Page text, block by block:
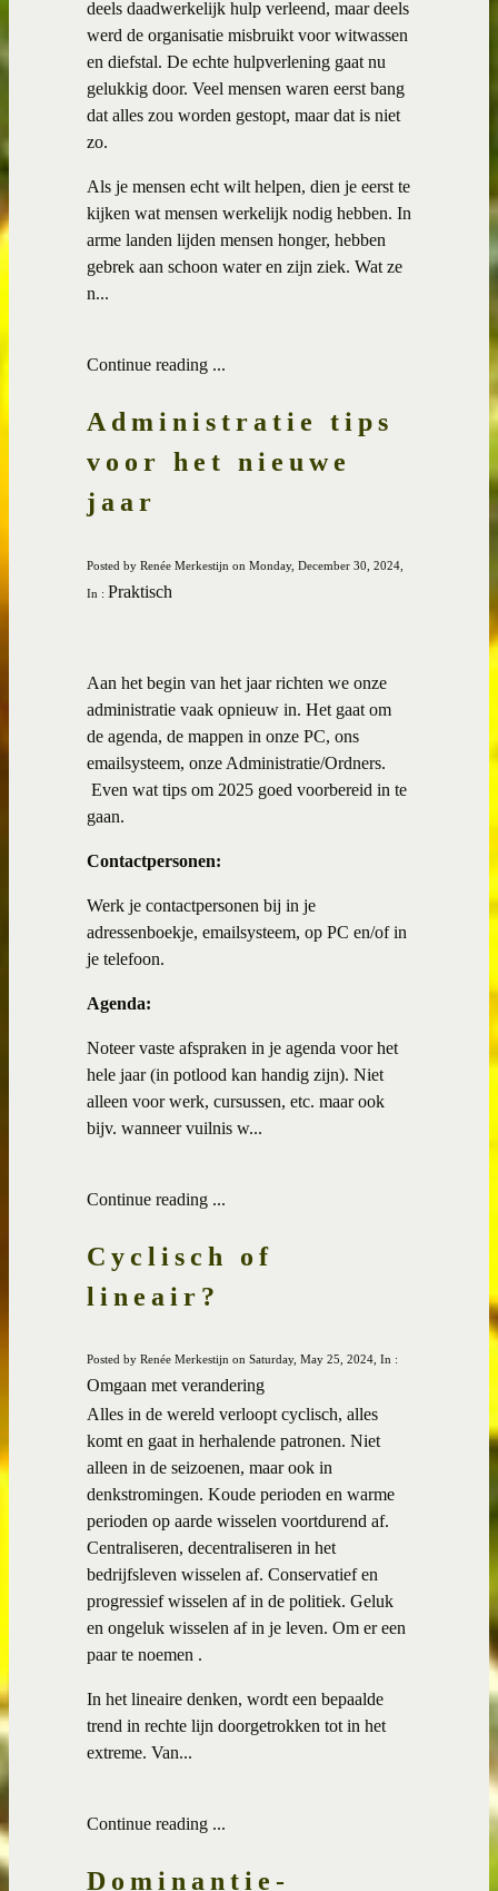
deels daadwerkelijk hulp verleend, maar deels
werd de organisatie misbruikt voor witwassen
en diefstal. De echte hulpverlening gaat nu
gelukkig door. Veel mensen waren eerst bang
dat alles zou worden gestopt, maar dat is niet
zo.
Als je mensen echt wilt helpen, dien je eerst te
kijken wat mensen werkelijk nodig hebben. In
arme landen lijden mensen honger, hebben
gebrek aan schoon water en zijn ziek. Wat ze
n...
Continue reading ...
Administratie tips
voor het nieuwe
jaar
Posted by Renée Merkestijn on Monday, December 30, 2024,
In : Praktisch
Aan het begin van het jaar richten we onze
administratie vaak opnieuw in. Het gaat om
de agenda, de mappen in onze PC, ons
emailsysteem, onze Administratie/Ordners.
Even wat tips om 2025 goed voorbereid in te
gaan.
Contactpersonen:
Werk je contactpersonen bij in je
adressenboekje, emailsysteem, op PC en/of in
je telefoon.
Agenda:
Noteer vaste afspraken in je agenda voor het
hele jaar (in potlood kan handig zijn). Niet
alleen voor werk, cursussen, etc. maar ook
bijv. wanneer vuilnis w...
Continue reading ...
Cyclisch of
lineair?
Posted by Renée Merkestijn on Saturday, May 25, 2024, In :
Omgaan met verandering
Alles in de wereld verloopt cyclisch, alles
komt en gaat in herhalende patronen. Niet
alleen in de seizoenen, maar ook in
denkstromingen. Koude perioden en warme
perioden op aarde wisselen voortdurend af.
Centraliseren, decentraliseren in het
bedrijfsleven wisselen af. Conservatief en
progressief wisselen af in de politiek. Geluk
en ongeluk wisselen af in je leven. Om er een
paar te noemen .
In het lineaire denken, wordt een bepaalde
trend in rechte lijn doorgetrokken tot in het
extreme. Van...
Continue reading ...
Dominantie-